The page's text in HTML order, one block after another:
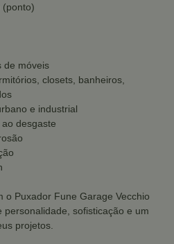
(ponto)
de móveis
closets, banheiros,
e industrial
desgaste
o Puxador Fune Garage Vecchio
sofisticação e um
projetos.